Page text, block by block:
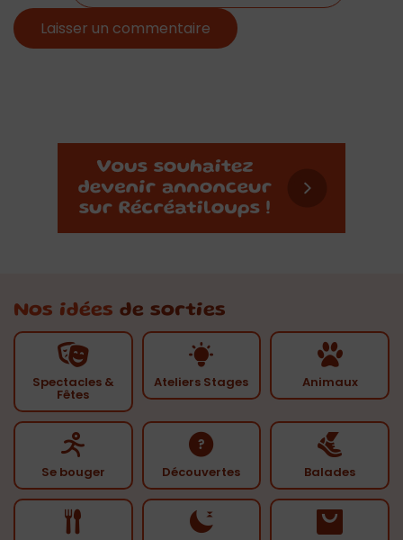
Nos idées de sorties
Spectacles &
Fêtes
Ateliers Stages Animaux
Se bouger Découvertes Balades